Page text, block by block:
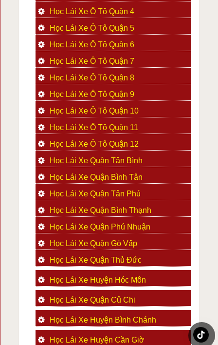
Học Lái Xe Ô Tô Quận 4
Học Lái Xe Ô Tô Quận 5
Học Lái Xe Ô Tô Quận 6
Học Lái Xe Ô Tô Quận 7
Học Lái Xe Ô Tô Quận 8
Học Lái Xe Ô Tô Quận 9
Học Lái Xe Ô Tô Quận 10
Học Lái Xe Ô Tô Quận 11
Học Lái Xe Ô Tô Quận 12
Học Lái Xe Quận Tân Bình
Học Lái Xe Quận Bình Tân
Học Lái Xe Quận Tân Phú
Học Lái Xe Quận Bình Thạnh
Học Lái Xe Quận Phú Nhuận
Học Lái Xe Quận Gò Vấp
Học Lái Xe Quận Thủ Đức
Học Lái Xe Huyện Hóc Môn
Học Lái Xe Quận Củ Chi
Học Lái Xe Huyện Bình Chánh
Học Lái Xe Huyện Cần Giờ